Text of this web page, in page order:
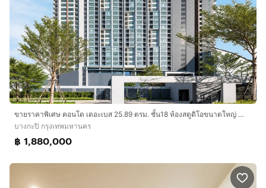
ขายราคาพิเศษ คอนโด เดอะเบส 25.89 ตรม. ชั้น18 ห้องสตูดิโอขนาดใหญ่ ทำเลดีมาก เดินทางสะดวก ใกล้ Airport Link รามคำแหง รีโนเวทใหม่ พร้อมเฟอร์
บางกะปิ กรุงเทพมหานคร
฿ 1,880,000